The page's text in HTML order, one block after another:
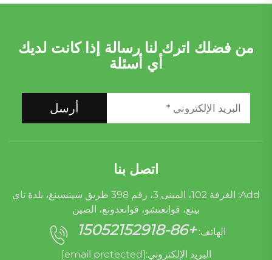
من فضلك اترك لنا رسالة إذا كانت لديك
أي أسئلة
أرسل
اتصل بنا
Add: الغرفة 102، المبنى 3، رقم 398 طريق شينشينغ، بلدة تاي
بينغ، قوانغتشو، قوانغدونغ، الصين
الهاتف: +86-15052152918
البريد الإلكتروني:[email protected]